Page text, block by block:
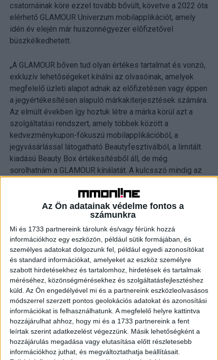
Az Ön adatainak védelme fontos a
számunkra
Mi és 1733 partnereink tárolunk és/vagy férünk hozzá
információkhoz egy eszközön, például sütik formájában, és
személyes adatokat dolgozunk fel, például egyedi azonosítókat
és standard információkat, amelyeket az eszköz személyre
szabott hirdetésekhez és tartalomhoz, hirdetések és tartalmak
méréséhez, közönségmérésekhez és szolgáltatásfejlesztéshez
küld. Az Ön engedélyével mi és a partnereink eszközleolvasásos
módszerrel szerzett pontos geolokációs adatokat és azonosítási
információkat is felhasználhatunk. A megfelelő helyre kattintva
hozzájárulhat ahhoz, hogy mi és a 1733 partnereink a fent
leírtak szerint adatkezelést végezzünk. Másik lehetőségként a
hozzájárulás megadása vagy elutasítása előtt részletesebb
információkhoz juthat, és megváltoztathatja beállításait.
csatornáinak köre ezzel tovább bővült, követve a 2022 óta
elérhető GLAMOUR Univerzum mobilapplikációt, amely
idén év elején már huszonnégyezer előfizetővel
büszkélkedhetett.
„A GLAMOUR bőven tud olyan értékes tartalmat és vonzó,
exkluzív lehetőségeket kínálni az olvasóinak, amelyek
megfelelő üzleti alapot adnak az előfizetésen vagy éppen
a jegyértékesítésen alapuló márkakiterjesztések számára.
Az elmúlt években így hoztuk létre a márka körül azt a
szolgáltatási rendszert, amely többek között a
kedvezménykupon-fókuszú mobilapplikációból, a
jegyvásárlással látogatható Beautyfesztiválból, a limitált
kiadású Beauty Box értékesítésből áll, de még
sorolhatnám a GLAMOUR kínálatát. A kulcsszó mindig az
platformot pedig az olvasó választja” – mondta el Tóth-
Császár Gergely, a Ringier Hungary magazin üzletágának
„A GLAMOUR Plusz életre hívásához felduzzasztottuk a
szerzői csapatunkat, akikkel minden nap újabb öt-nyolc
minőségi, exkluzív olvasnivalót készítünk a paywall mögé.
Fókusztémáink között ugyanolyan fontos szerepet kap a
belső egyensúly támogatása, önmagunk elfogadása és
építése, mint a külső megjelenés ápolása. Ezért kiemelten
foglalkozunk a mentális egészség és önértékelés
gondozásával, a sokszínű társadalom vagy a
vállalkozónők bemutatásával, mint a szépségápolás és a
divat trendjeivel. De ennél sokkal többet kap az online